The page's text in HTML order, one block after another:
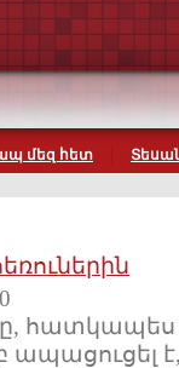
մեզ հետ
հատկապես
ապացուցել